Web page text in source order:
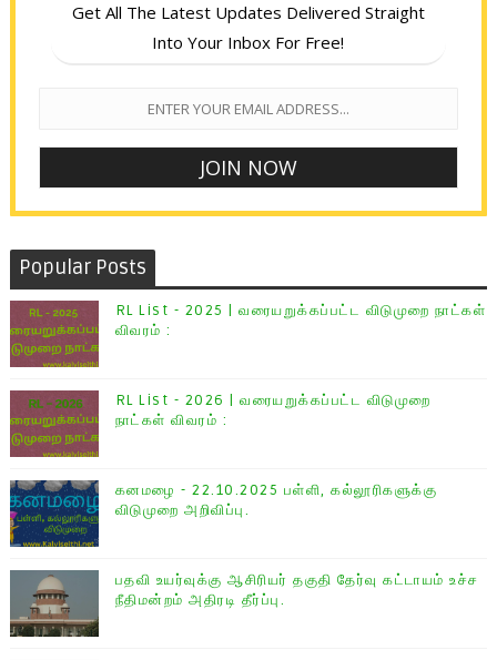
Get All The Latest Updates Delivered Straight
Into Your Inbox For Free!
Popular Posts
RL List - 2025 | வரையறுக்கப்பட்ட விடுமுறை நாட்கள்
விவரம் :
RL List - 2026 | வரையறுக்கப்பட்ட விடுமுறை
நாட்கள் விவரம் :
கனமழை - 22.10.2025 பள்ளி, கல்லூரிகளுக்கு
விடுமுறை அறிவிப்பு.
பதவி உயர்வுக்கு ஆசிரியர் தகுதி தேர்வு கட்டாயம் உச்ச
நீதிமன்றம் அதிரடி தீர்ப்பு.